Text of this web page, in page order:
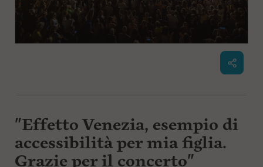
"Effetto Venezia, esempio di
accessibilità per mia figlia.
Grazie per il concerto"